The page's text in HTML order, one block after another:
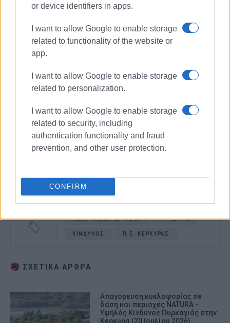
or device identifiers in apps.
I want to allow Google to enable storage
related to functionality of the website or
app.
I want to allow Google to enable storage
related to personalization.
I want to allow Google to enable storage
related to security, including
authentication functionality and fraud
prevention, and other user protection.
CONFIRM
ΠΟΛΙΤΙΚΗ ΠΡΟΣΤΑΣΙΑ ΠΥΡΚΑΓΙΑ
ΚΙΝΔΥΝΟΣ Π.Ε. ΚΕΡΚΥΡΑΣ
ΣΧΕΤΙΚA AΡΘΡΑ
Απαγόρευση κυκλοφορίας σε
δάση και περιοχές NATURA -
Υψηλός Κίνδυνος Πυρκαγιάς στην
Κέρκυρα (20 Ιουλίου 2026)